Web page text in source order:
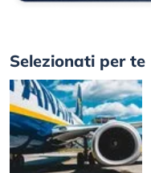
Selezionati per te